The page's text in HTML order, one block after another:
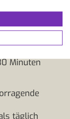
wird von
direkt
Minuten
täglich